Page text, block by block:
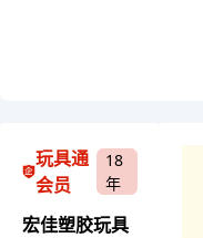
玩具通
会员
18
年
宏佳塑胶玩具